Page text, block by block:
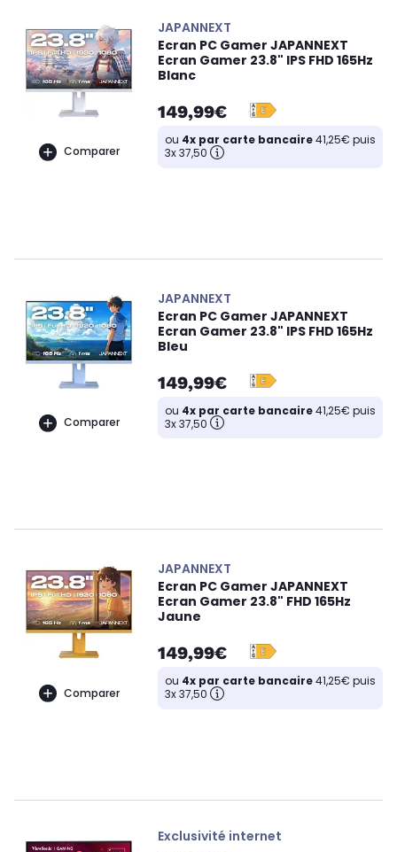
Comparer
JAPANNEXT
Ecran PC Gamer JAPANNEXT
Ecran Gamer 23.8" IPS FHD 165Hz
Blanc
149,99€
ou 4x par carte bancaire41,25€ puis
3x 37,50
Comparer
JAPANNEXT
Ecran PC Gamer JAPANNEXT
Ecran Gamer 23.8" IPS FHD 165Hz
Bleu
149,99€
ou 4x par carte bancaire41,25€ puis
3x 37,50
Comparer
JAPANNEXT
Ecran PC Gamer JAPANNEXT
Ecran Gamer 23.8" FHD 165Hz
Jaune
149,99€
ou 4x par carte bancaire41,25€ puis
3x 37,50
Exclusivité internet